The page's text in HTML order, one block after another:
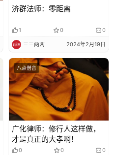
济群法师：零距离
1 0 0
三三两两 2024年2月19日
八点僧音
广化律师：修行人这样做，
才是真正的大孝啊！
0 0 0